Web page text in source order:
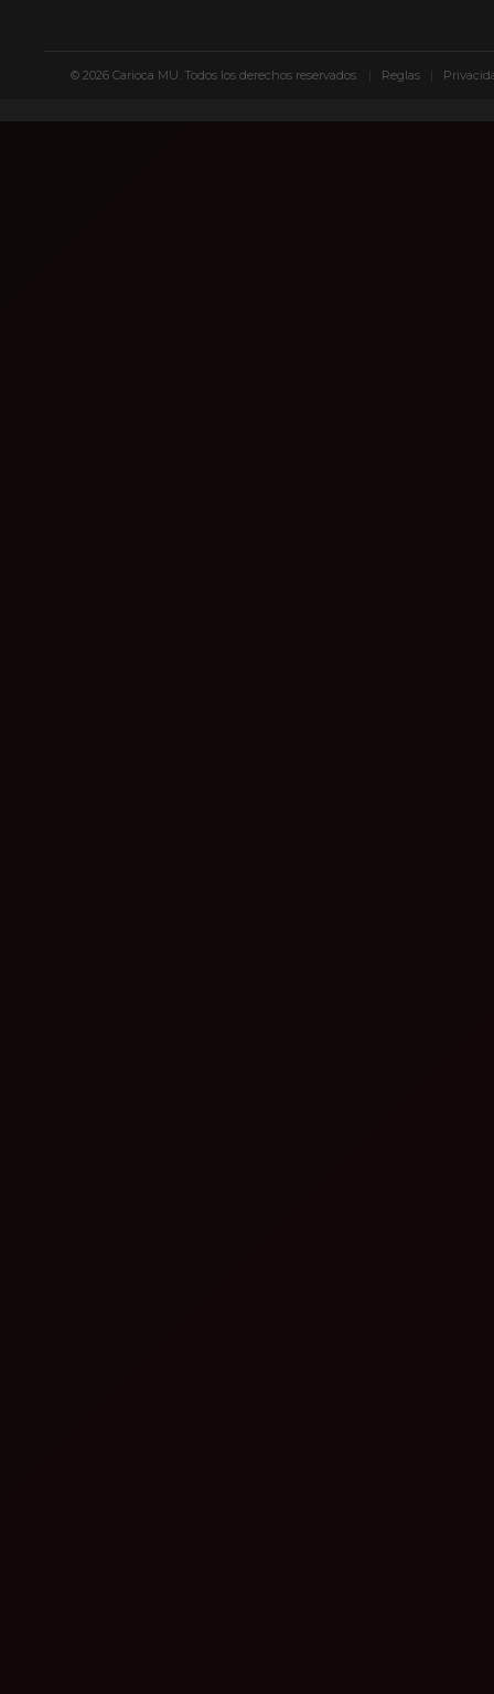
© 2026 Carioca MU. Todos los derechos reservados. Reglas